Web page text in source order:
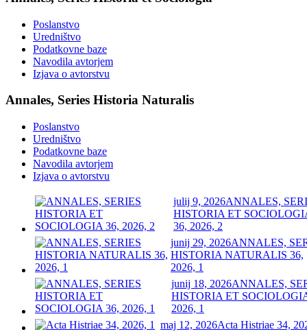
Poslanstvo
Uredništvo
Podatkovne baze
Navodila avtorjem
Izjava o avtorstvu
Annales, Series Historia Naturalis
Poslanstvo
Uredništvo
Podatkovne baze
Navodila avtorjem
Izjava o avtorstvu
julij 9, 2026ANNALES,
HISTORIA ET
36, 2026, 2
junij 29, 2026ANNALES,
HISTORIA NATURALIS 36,
2026, 1
junij 18, 2026ANNALES,
HISTORIA ET
2026, 1
maj 12, 2026Acta Histriae 34,